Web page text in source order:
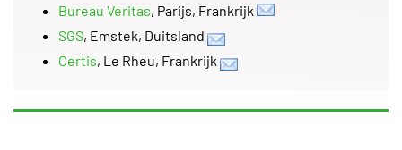
Bureau Veritas, Parijs, Frankrijk
SGS, Emstek, Duitsland
Certis, Le Rheu, Frankrijk